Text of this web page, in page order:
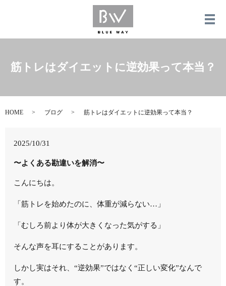
メ
筋トレはダイエットに逆効果って本当？
HOME ブログ 筋トレはダイエットに逆効果って本当？
2025/10/31
〜よくある勘違いを解消〜
こんにちは。
「筋トレを始めたのに、体重が減らない…」
「むしろ前より体が大きくなった気がする」
そんな声を耳にすることがあります。
しかし実はそれ、“逆効果”ではなく“正しい変化”なんで
す。